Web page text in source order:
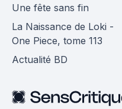
Une fête sans fin
La Naissance de Loki -
One Piece, tome 113
Actualité BD